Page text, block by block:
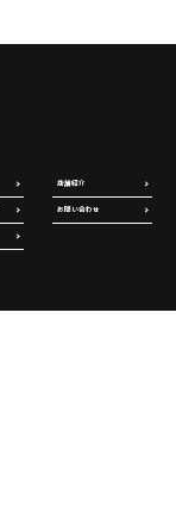
店舗紹介
お問い合わせ